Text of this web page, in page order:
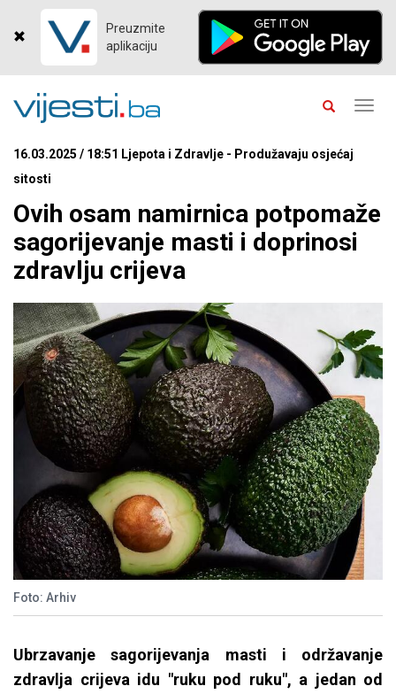
Preuzmite
aplikaciju
16.03.2025 / 18:51 Ljepota i Zdravlje - Produžavaju osjećaj
sitosti
Ovih osam namirnica potpomaže
sagorijevanje masti i doprinosi
zdravlju crijeva
Foto: Arhiv
Ubrzavanje sagorijevanja masti i održavanje
zdravlja crijeva idu "ruku pod ruku", a jedan od